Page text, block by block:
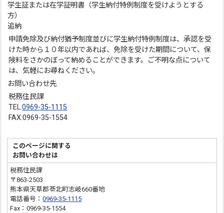
学生証または在学証明書（学生納付特例制度を受けようとする
方）
追納
申請免除及び納付猶予制度並びに学生納付特例制度は、承認を受
けた時から１０年以内であれば、免除を受けた期間について、保
険料をさかのぼって納めることができます。ご不明な点について
は、気軽にお尋ねください。
お問い合わせ先
税務住民課
TEL:0969-35-1115
FAX:0969-35-1554
このページに関する
お問い合わせは
税務住民課
〒863-2503
熊本県天草郡苓北町志岐660番地
電話番号：0969-35-1115
Fax：0969-35-1554